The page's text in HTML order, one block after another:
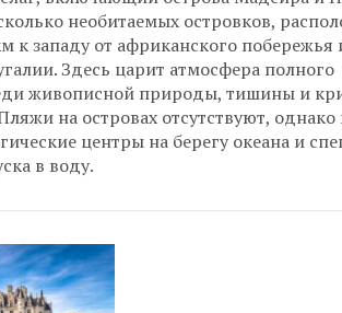
необитаемых островков,
к западу от африканского побережья
Здесь царит атмосфера полного
живописной природы, тишины и
на островах отсутствуют, однако
центры на берегу океана и
в воду.